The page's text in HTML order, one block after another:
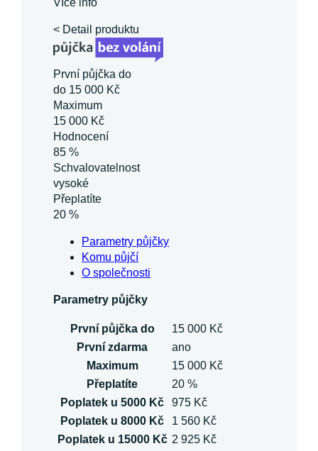
Více info
< Detail produktu
První půjčka do
do 15 000 Kč
Maximum
15 000 Kč
Hodnocení
85 %
Schvalovatelnost
vysoké
Přeplatíte
20 %
Parametry půjčky
Komu půjčí
O společnosti
Parametry půjčky
První půjčka do
15 000 Kč
První zdarma
ano
Maximum
15 000 Kč
Přeplatíte
20 %
Poplatek u 5000 Kč
975 Kč
Poplatek u 8000 Kč
1 560 Kč
Poplatek u 15000 Kč 2 925 Kč